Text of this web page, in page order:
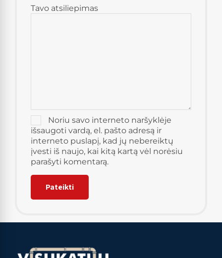
Tavo atsiliepimas
Noriu savo interneto naršyklėje
išsaugoti vardą, el. pašto adresą ir
interneto puslapį, kad jų nebereiktų
įvesti iš naujo, kai kitą kartą vėl norėsiu
parašyti komentarą.